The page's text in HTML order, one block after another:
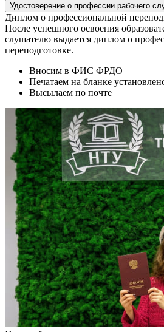
Удостоверение о профессии рабочего
Диплом о профессиональной
После успешного освоения
слушателю выдается диплом о
переподготовке.
Вносим в ФИС ФРДО
Печатаем на бланке
Высылаем по почте